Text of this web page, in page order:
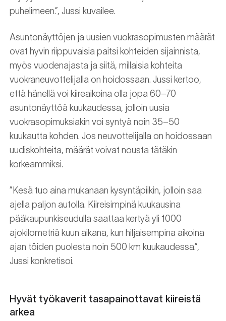
puhelimeen.”, Jussi kuvailee.
Asuntonäyttöjen ja uusien vuokrasopimusten määrät
ovat hyvin riippuvaisia paitsi kohteiden sijainnista,
myös vuodenajasta ja siitä, millaisia kohteita
vuokraneuvottelijalla on hoidossaan. Jussi kertoo,
että hänellä voi kiireaikoina olla jopa 60–70
asuntonäyttöä kuukaudessa, jolloin uusia
vuokrasopimuksiakin voi syntyä noin 35–50
kuukautta kohden. Jos neuvottelijalla on hoidossaan
uudiskohteita, määrät voivat nousta tätäkin
korkeammiksi.
”Kesä tuo aina mukanaan kysyntäpiikin, jolloin saa
ajella paljon autolla. Kiireisimpinä kuukausina
pääkaupunkiseudulla saattaa kertyä yli 1000
ajokilometriä kuun aikana, kun hiljaisempina aikoina
ajan töiden puolesta noin 500 km kuukaudessa.”,
Jussi konkretisoi.
Hyvät työkaverit tasapainottavat kiireistä
arkea